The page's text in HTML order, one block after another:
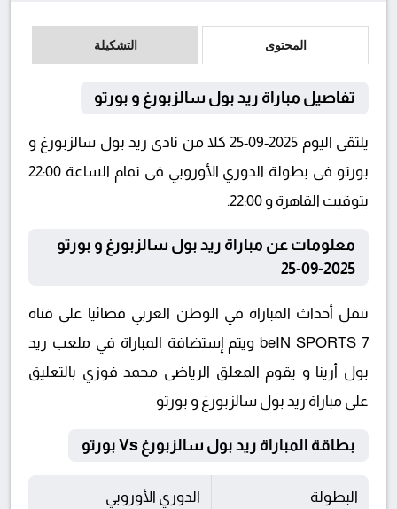
المحتوى التشكيلة
تفاصيل مباراة ريد بول سالزبورغ و بورتو
يلتقى اليوم 2025-09-25 كلا من نادى ريد بول سالزبورغ و
بورتو فى بطولة الدوري الأوروبي فى تمام الساعة 22:00
بتوقيت القاهرة و 22:00.
معلومات عن مباراة ريد بول سالزبورغ و بورتو
2025-09-25
تنقل أحداث المباراة في الوطن العربي فضائيا على قناة
beIN SPORTS 7 ويتم إستضافة المباراة في ملعب ريد
بول أرينا و يقوم المعلق الرياضى محمد فوزي بالتعليق
على مباراة ريد بول سالزبورغ و بورتو
بطاقة المباراة ريد بول سالزبورغ Vs بورتو
البطولة الدوري الأوروبي